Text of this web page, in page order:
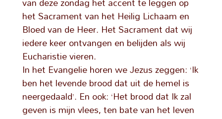
het Sacrament van het Heilig Lichaam en
Bloed van de Heer. Het Sacrament dat wij
iedere keer ontvangen en belijden als wij
Eucharistie vieren.
In het Evangelie horen we Jezus zeggen: ‘Ik
ben het levende brood dat uit de hemel is
neergedaald’. En ook: ‘Het brood dat Ik zal
geven is mijn vlees, ten bate van het leven